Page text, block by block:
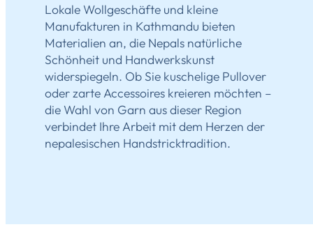
Lokale Wollgeschäfte und kleine
Manufakturen in Kathmandu bieten
Materialien an, die Nepals natürliche
Schönheit und Handwerkskunst
widerspiegeln. Ob Sie kuschelige Pullover
oder zarte Accessoires kreieren möchten –
die Wahl von Garn aus dieser Region
verbindet Ihre Arbeit mit dem Herzen der
nepalesischen Handstricktradition.